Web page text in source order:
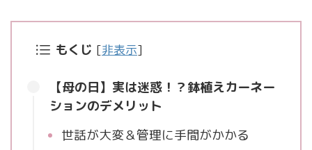
もくじ [非表示]
【母の日】実は迷惑！？鉢植えカーネー
ションのデメリット
世話が大変＆管理に手間がかかる